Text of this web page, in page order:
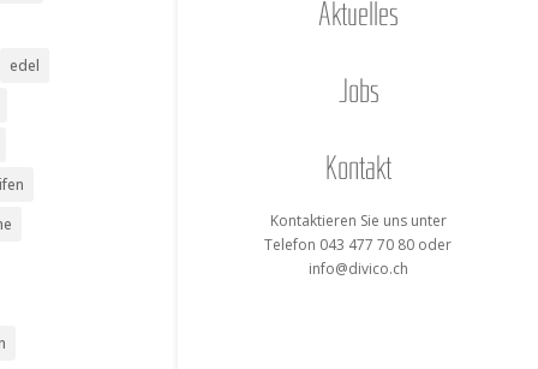
Aktu­el­les
Jobs
Kon­takt
Kon­tak­tie­ren Sie uns unter
Tele­fon 043 477 70 80 oder
info@divico.ch
edel